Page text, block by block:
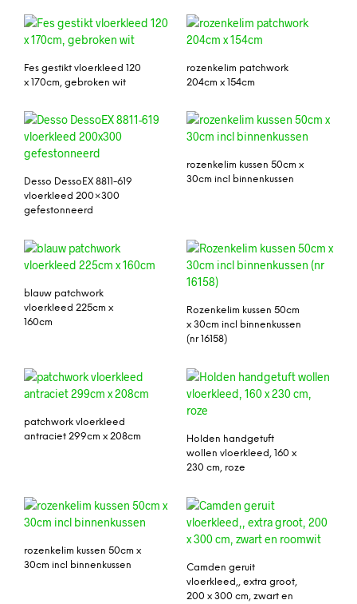
Fes gestikt vloerkleed 120
x 170cm, gebroken wit
rozenkelim patchwork
204cm x 154cm
Desso DessoEX 8811-619
vloerkleed 200×300
gefestonneerd
rozenkelim kussen 50cm x
30cm incl binnenkussen
blauw patchwork
vloerkleed 225cm x
160cm
Rozenkelim kussen 50cm
x 30cm incl binnenkussen
(nr 16158)
patchwork vloerkleed
antraciet 299cm x 208cm
Holden handgetuft
wollen vloerkleed, 160 x
230 cm, roze
rozenkelim kussen 50cm x
30cm incl binnenkussen
Camden geruit
vloerkleed,, extra groot,
200 x 300 cm, zwart en